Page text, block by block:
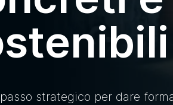
strategico per dare